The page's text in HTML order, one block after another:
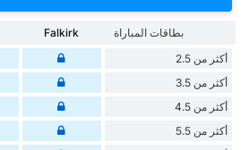
بطاقات المباراة Falkirk
أكثر من 2.5
أكثر من 3.5
أكثر من 4.5
أكثر من 5.5